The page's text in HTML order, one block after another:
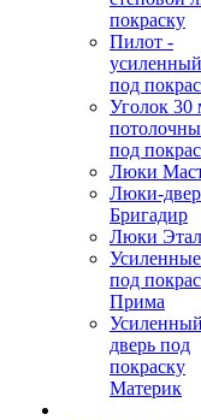
покраску
Пилот -
под
Уголок 30
под
Люки
Люки-
Бригадир
Люки
под
Прима
дверь под
покраску
Материк